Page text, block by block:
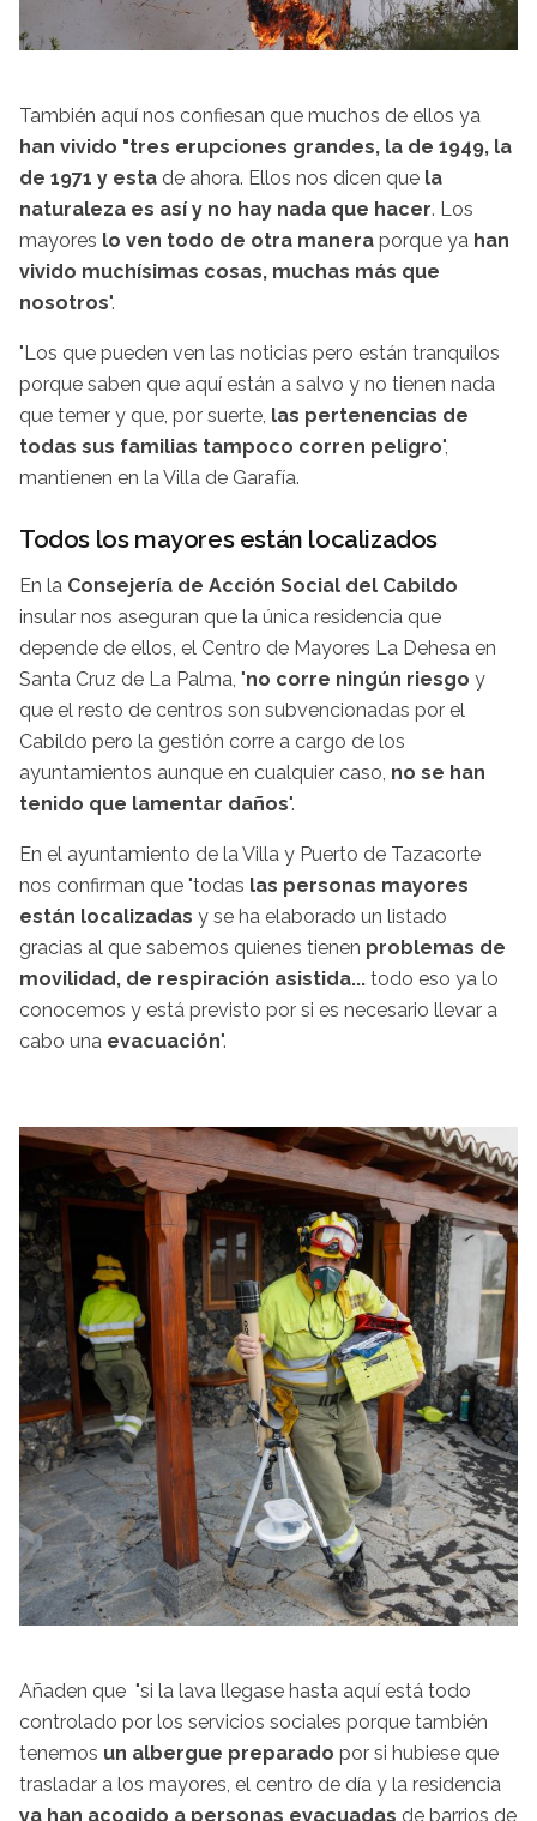
También aquí nos confiesan que muchos de ellos ya
han vivido "tres erupciones grandes, la de 1949, la
de 1971 y esta de ahora. Ellos nos dicen que la
naturaleza es así y no hay nada que hacer. Los
mayores lo ven todo de otra manera porque ya han
vivido muchísimas cosas, muchas más que
nosotros".
"Los que pueden ven las noticias pero están tranquilos
porque saben que aquí están a salvo y no tienen nada
que temer y que, por suerte, las pertenencias de
todas sus familias tampoco corren peligro",
mantienen en la Villa de Garafía.
Todos los mayores están localizados
En la Consejería de Acción Social del Cabildo
insular nos aseguran que la única residencia que
depende de ellos, el Centro de Mayores La Dehesa en
Santa Cruz de La Palma, "no corre ningún riesgo y
que el resto de centros son subvencionadas por el
Cabildo pero la gestión corre a cargo de los
ayuntamientos aunque en cualquier caso, no se han
tenido que lamentar daños".
En el ayuntamiento de la Villa y Puerto de Tazacorte
nos confirman que "todas las personas mayores
están localizadas y se ha elaborado un listado
gracias al que sabemos quienes tienen problemas de
movilidad, de respiración asistida... todo eso ya lo
conocemos y está previsto por si es necesario llevar a
cabo una evacuación".
Añaden que "si la lava llegase hasta aquí está todo
controlado por los servicios sociales porque también
tenemos un albergue preparado por si hubiese que
trasladar a los mayores, el centro de día y la residencia
ya han acogido a personas evacuadas de barrios de